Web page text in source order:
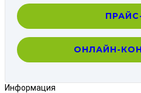
ОНЛАЙН-
Информация